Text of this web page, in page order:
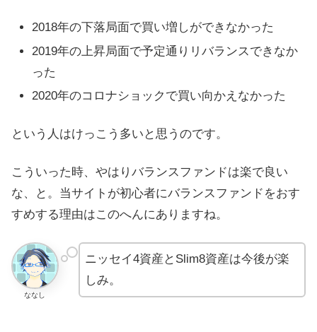
2018年の下落局面で買い増しができなかった
2019年の上昇局面で予定通りリバランスできなか
った
2020年のコロナショックで買い向かえなかった
という人はけっこう多いと思うのです。
こういった時、やはりバランスファンドは楽で良い
な、と。当サイトが初心者にバランスファンドをおす
すめする理由はこのへんにありますね。
ななし
ニッセイ4資産とSlim8資産は今後が楽
しみ。